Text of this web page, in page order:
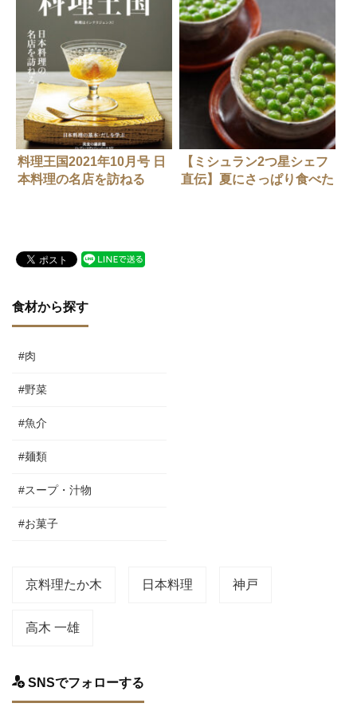
料理王国2021年10月号 日
本料理の名店を訪ねる
【ミシュラン2つ星シェフ
直伝】夏にさっぱり食べた
食材から探す
#肉
#野菜
#魚介
#麺類
#スープ・汁物
#お菓子
京料理たか木 日本料理 神戸
高木 一雄
SNSでフォローする